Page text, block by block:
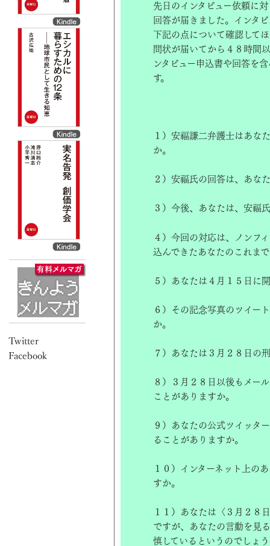
先日のインタビュー依頼に
回答が届きました。インタ
下記の点について確認して
問状が届いてから４８時間
ンタビュー申込書や回答を
す。
１）安福謙二弁護士はあな
か。
２）安福氏の回答は、あな
３）今後、あなたは、安福
４）今回の対応は、ノンフ
込んできたあなたのこれま
５）あなたは４月１５日に
６）その記念写真のツイー
か。
７）あなたは３月２８日の
８）３月２８日以後もメー
ことがありますか。
９）あなたの公式ツイッタ
ることがありますか。
１０）インターネット上の
すか。
１１）あなたは〈３月２８
ですが、あなたの言動を見
慎しているというのでしょ